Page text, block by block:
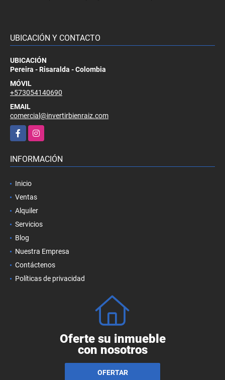
UBICACIÓN Y CONTACTO
UBICACIÓN
Pereira - Risaralda - Colombia
MÓVIL
+573054140690
EMAIL
comercial@invertirbienraiz.com
FacebookInstagram
INFORMACIÓN
Inicio
Ventas
Alquiler
Servicios
Blog
Nuestra Empresa
Contáctenos
Políticas de privacidad
Oferte su inmueble
con nosotros
OFERTAR